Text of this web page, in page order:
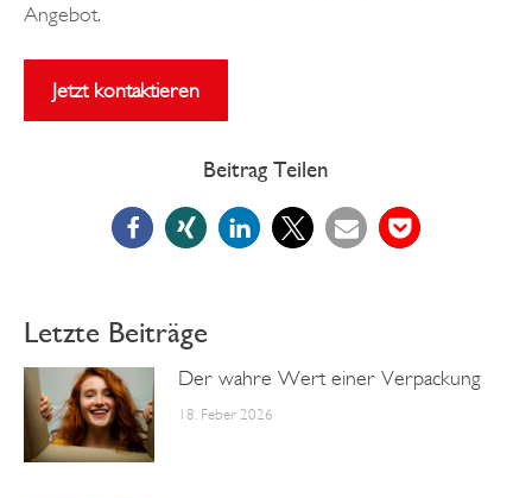
Angebot.
Jetzt kontaktieren
Beitrag Teilen
Letzte Beiträge
Der wahre Wert einer Verpackung
18. Feber 2026